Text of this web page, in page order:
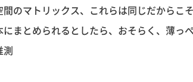
のマトリックス、これらは同じだからこ
まとめられるとしたら、おそらく、薄っ
測